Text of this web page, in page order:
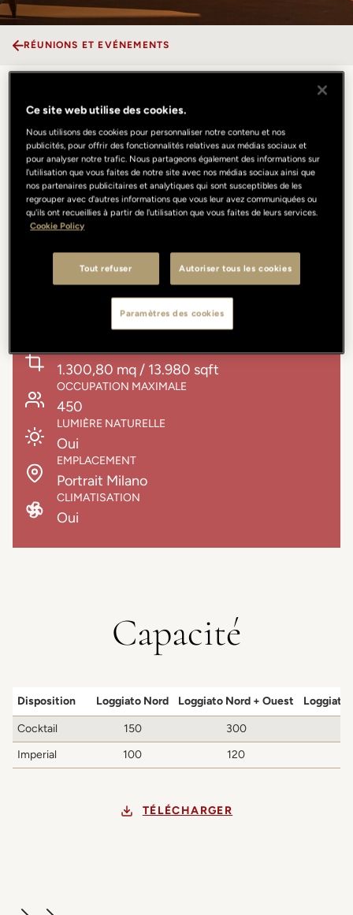
RÉUNIONS ET EVÉNEMENTS
Loggiato
La Loggia du deuxième étage offre une vue magnifique sur la
Piazza du Portrait Milano. Ses grandes baies coulissantes lui
permettent d'accueillir l'effervescence de Milan ou d'en faire un
havre de paix. Pendant la journée, ses quatre côtés baignés de
lumière naturelle offrent le cadre idéal aux présentations et défilés
haute couture. Le soir, la Loggia enchante ses convives le temps
d’un cocktail au coucher du soleil ou d’un dîner aux chandelles : un
coup d’œil inoubliable, surtout après avoir parcouru les escaliers
monumentaux de l'ancien séminaire depuis la Piazza.
DIMENSIONS
1.300,80 mq / 13.980 sqft
OCCUPATION MAXIMALE
450
LUMIÈRE NATURELLE
Oui
EMPLACEMENT
Portrait Milano
CLIMATISATION
Oui
Capacité
Disposition Loggiato Nord Loggiato Nord + Ouest Loggiato
Cocktail 150
300
Imperial
100 120
TÉLÉCHARGER
Ce site web utilise des cookies.
Nous utilisons des cookies pour personnaliser notre contenu et nos
publicités, pour offrir des fonctionnalités relatives aux médias sociaux et
pour analyser notre trafic. Nous partageons également des informations sur
l'utilisation que vous faites de notre site avec nos médias sociaux ainsi que
nos partenaires publicitaires et analytiques qui sont susceptibles de les
regrouper avec d'autres informations que vous leur avez communiquées ou
qu'ils ont recueillies à partir de l'utilisation que vous faites de leurs services.
Cookie Policy
Tout refuser Autoriser tous les cookies
Paramètres des cookies